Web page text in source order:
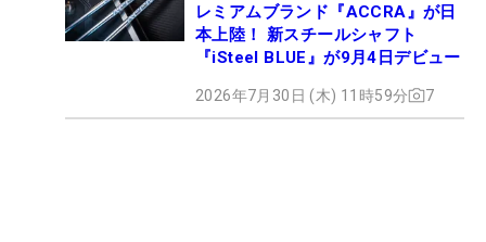
レミアムブランド『ACCRA』が日
本上陸！ 新スチールシャフト
『iSteel BLUE』が9月4日デビュー
2026年7月30日 (木) 11時59分 7